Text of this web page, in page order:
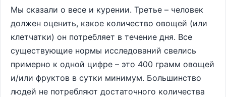
Мы сказали о весе и курении. Третье – человек
должен оценить, какое количество овощей (или
клетчатки) он потребляет в течение дня. Все
существующие нормы исследований свелись
примерно к одной цифре – это 400 грамм овощей
и/или фруктов в сутки минимум. Большинство
людей не потребляют достаточного количества